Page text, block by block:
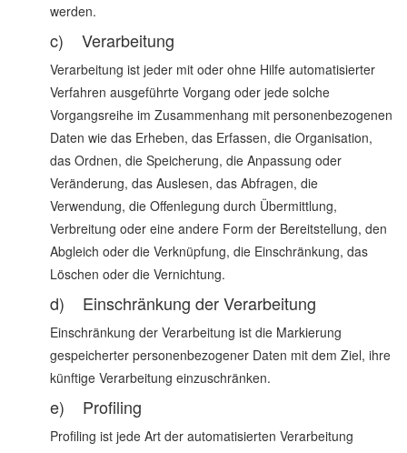
werden.
c) Verarbeitung
Verarbeitung ist jeder mit oder ohne Hilfe automatisierter
Verfahren ausgeführte Vorgang oder jede solche
Vorgangsreihe im Zusammenhang mit personenbezogenen
Daten wie das Erheben, das Erfassen, die Organisation,
das Ordnen, die Speicherung, die Anpassung oder
Veränderung, das Auslesen, das Abfragen, die
Verwendung, die Offenlegung durch Übermittlung,
Verbreitung oder eine andere Form der Bereitstellung, den
Abgleich oder die Verknüpfung, die Einschränkung, das
Löschen oder die Vernichtung.
d) Einschränkung der Verarbeitung
Einschränkung der Verarbeitung ist die Markierung
gespeicherter personenbezogener Daten mit dem Ziel, ihre
künftige Verarbeitung einzuschränken.
e) Profiling
Profiling ist jede Art der automatisierten Verarbeitung